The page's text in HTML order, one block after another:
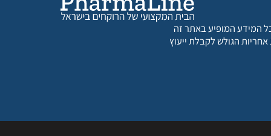
המידע המופיע באתר זה
הגולש לקבלת ייעוץ